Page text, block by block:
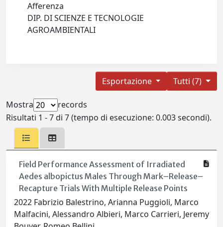
Afferenza
DIP. DI SCIENZE E TECNOLOGIE
AGROAMBIENTALI
Tutti (7)
Esportazione
Mostra
records
Risultati 1 - 7 di 7 (tempo di esecuzione: 0.003 secondi).
Field Performance Assessment of Irradiated
Aedes albopictus Males Through Mark–Release–
Recapture Trials With Multiple Release Points
2022 Fabrizio Balestrino, Arianna Puggioli, Marco
Malfacini, Alessandro Albieri, Marco Carrieri, Jeremy